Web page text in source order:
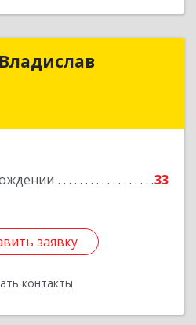
33
заявку
контакты
Владислав
Подробнее
заявку
Назад